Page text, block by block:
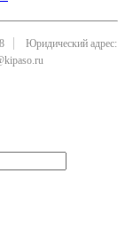
Юридический адрес: